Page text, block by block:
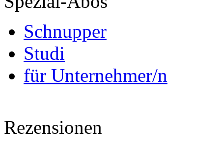
Schnupper
Studi
für Unternehmer/n
Rezensionen